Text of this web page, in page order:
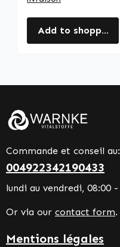
Add to shopping
Commande et conseil au:
004922342190433
lundi au vendredi, 08:00
Or via our contact form.
Mentions légales